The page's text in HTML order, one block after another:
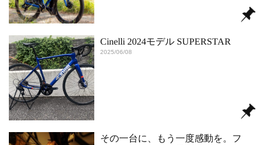
Cinelli 2024モデル SUPERSTAR
2025/06/08
その一台に、もう一度感動を。フ